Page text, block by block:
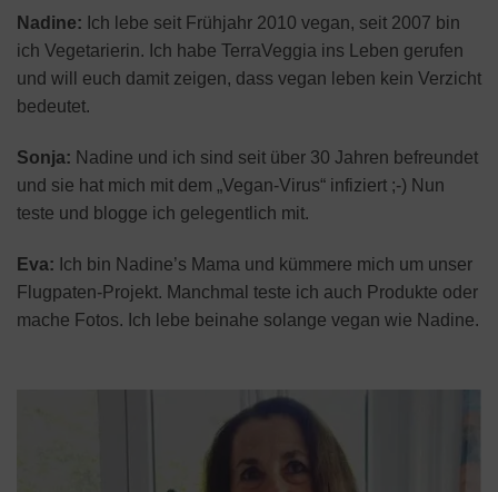
Nadine: Ich lebe seit Frühjahr 2010 vegan, seit 2007 bin
ich Vegetarierin. Ich habe TerraVeggia ins Leben gerufen
und will euch damit zeigen, dass vegan leben kein Verzicht
bedeutet.
Sonja: Nadine und ich sind seit über 30 Jahren befreundet
und sie hat mich mit dem „Vegan-Virus“ infiziert ;-) Nun
teste und blogge ich gelegentlich mit.
Eva: Ich bin Nadine’s Mama und kümmere mich um unser
Flugpaten-Projekt. Manchmal teste ich auch Produkte oder
mache Fotos. Ich lebe beinahe solange vegan wie Nadine.